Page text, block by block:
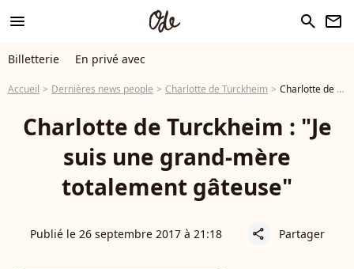
menu search newsletter
Billetterie En privé avec
Accueil Dernières news people Charlotte de Turckheim Charlotte de Turckheim : "Je suis une grand-mère totalement gâteuse"
Charlotte de Turckheim : "Je
suis une grand-mère
totalement gâteuse"
Publié le 26 septembre 2017 à 21:18 share Partager